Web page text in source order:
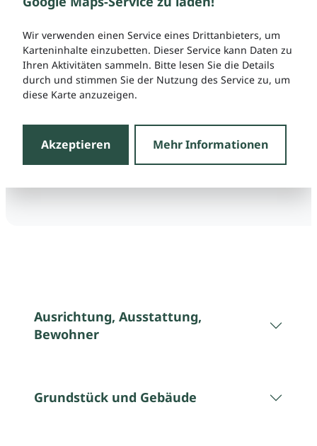
Wir verwenden einen Service eines Drittanbieters, um
Karteninhalte einzubetten. Dieser Service kann Daten zu
Ihren Aktivitäten sammeln. Bitte lesen Sie die Details
durch und stimmen Sie der Nutzung des Service zu, um
diese Karte anzuzeigen.
Akzeptieren Mehr Informationen
Ausrichtung, Ausstattung,
Bewohner
Grundstück und Gebäude